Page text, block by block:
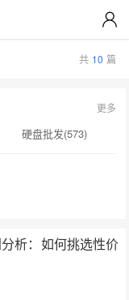
共 10 篇
硬盘批发(573)
(274)
更多
析：如何挑选性价